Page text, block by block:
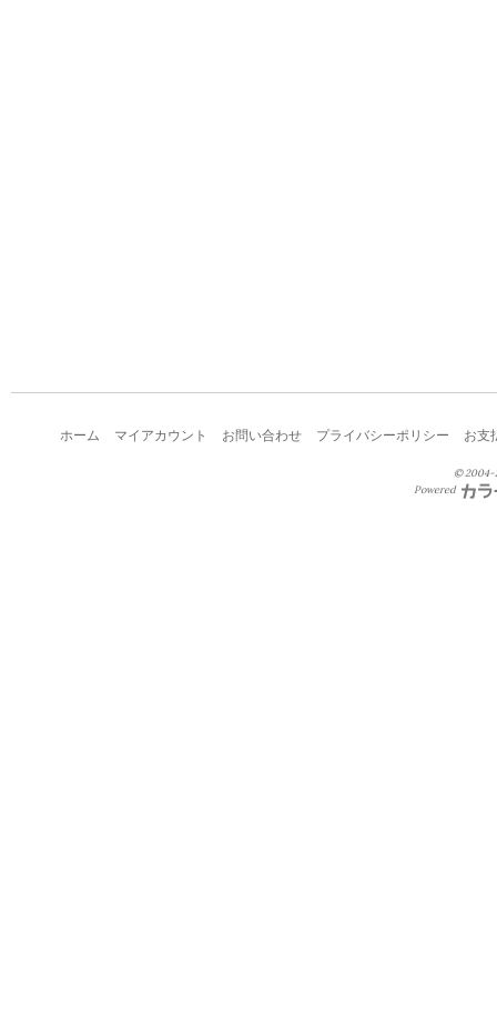
ホーム マイアカウント お問い合わせ プライバシーポリシー お支
© 2004-
Powered